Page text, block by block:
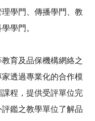
學門、傳播學門、教
學門。
育及品保機構網絡之
透過專業化的合作模
程，提供受評單位完
鑑之教學單位了解品